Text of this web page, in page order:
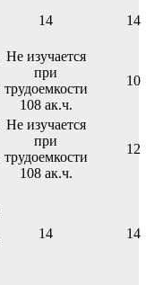
14 14
Не изучается
при
трудоемкости
108 ак.ч.
10
Не изучается
при
трудоемкости
108 ак.ч.
12
14 14